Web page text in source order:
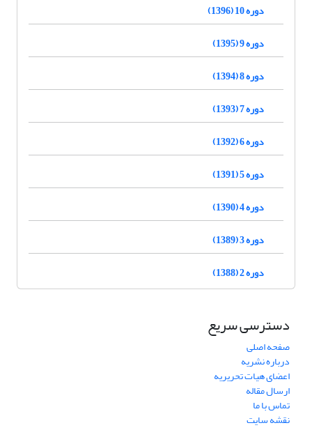
دوره 10 (1396)
دوره 9 (1395)
دوره 8 (1394)
دوره 7 (1393)
دوره 6 (1392)
دوره 5 (1391)
دوره 4 (1390)
دوره 3 (1389)
دوره 2 (1388)
دسترسی سریع
صفحه اصلی
درباره نشریه
اعضای هیات تحریریه
ارسال مقاله
تماس با ما
نقشه سایت